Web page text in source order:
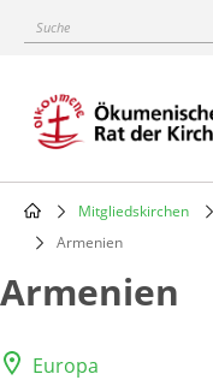
content
Suche
Main
navigation
Breadcrumb
Mitgliedskirchen
Armenien
Armenien
Europa